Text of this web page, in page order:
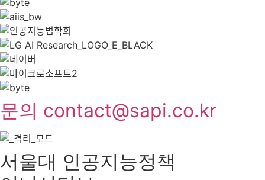
문의 contact@sapi.co.kr
서울대 인공지능정책